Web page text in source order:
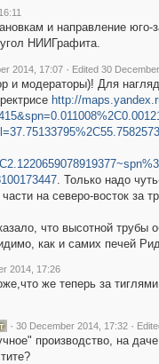
и направление юго-
НИИГрафита.
2014, 17:07 · Edited 30
и модераторы)! Для
http://
. Только надо
на северо-восток за
что высотной трубы
как и самих печей
2014, 17:26
же теперь за
· 30 December 2014, 17:32 ·
производство, на